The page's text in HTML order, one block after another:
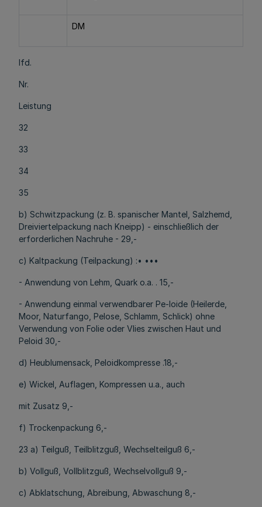
DM
lfd.
Nr.
Leistung
32
33
34
35
b) Schwitzpackung (z. B. spanischer Mantel, Salzhemd,
Dreiviertelpackung nach Kneipp) - einschließlich der
erforderlichen Nachruhe - 29,-
c) Kaltpackung (Teilpackung) :• •••
- Anwendung von Lehm, Quark o.a. . 15,-
- Anwendung einmal verwendbarer Pe-loide (Heilerde,
Moor, Naturfango, Pelose, Schlamm, Schlick) ohne
Verwendung von Folie oder Vlies zwischen Haut und
Peloid 30,-
d) Heublumensack, Peloidkompresse .18,-
e) Wickel, Auflagen, Kompressen u.a., auch
mit Zusatz 9,-
f) Trockenpackung 6,-
23 a) Teilguß, Teilblitzguß, Wechselteilguß 6,-
b) Vollguß, Vollblitzguß, Wechselvollguß 9,-
c) Abklatschung, Abreibung, Abwaschung 8,-